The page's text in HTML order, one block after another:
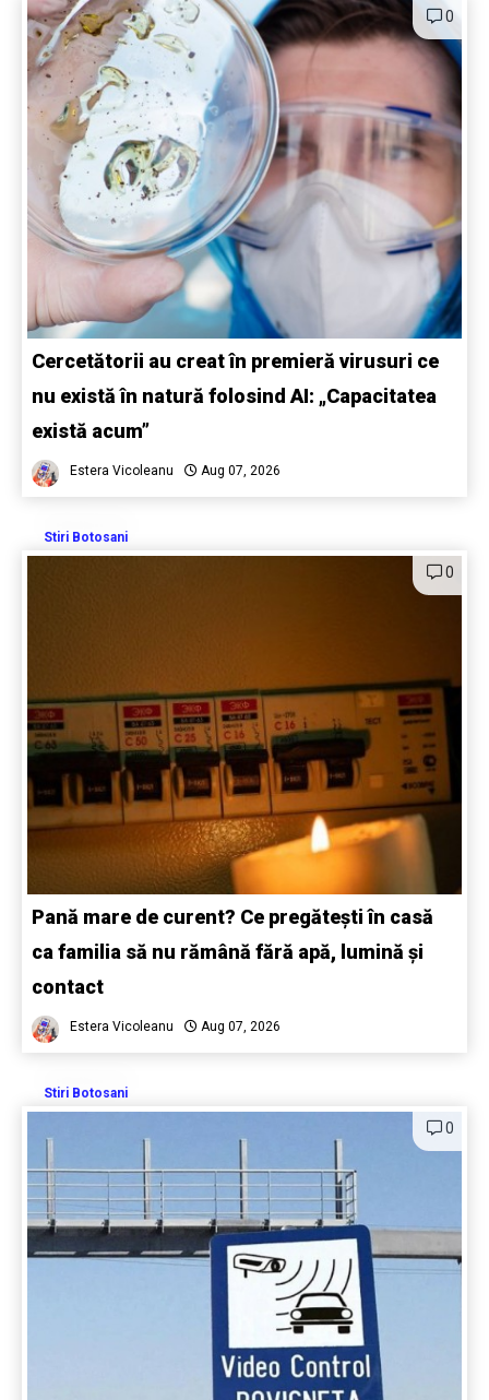
0
Cercetătorii au creat în premieră virusuri ce
nu există în natură folosind AI: „Capacitatea
există acum”
Estera Vicoleanu Aug 07, 2026
Stiri Botosani
0
Pană mare de curent? Ce pregătești în casă
ca familia să nu rămână fără apă, lumină și
contact
Estera Vicoleanu Aug 07, 2026
Stiri Botosani
0